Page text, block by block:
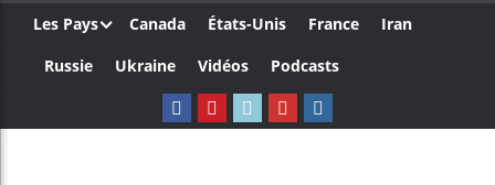
Les Pays Canada États-Unis France
Iran
Russie
Ukraine Vidéos Podcasts